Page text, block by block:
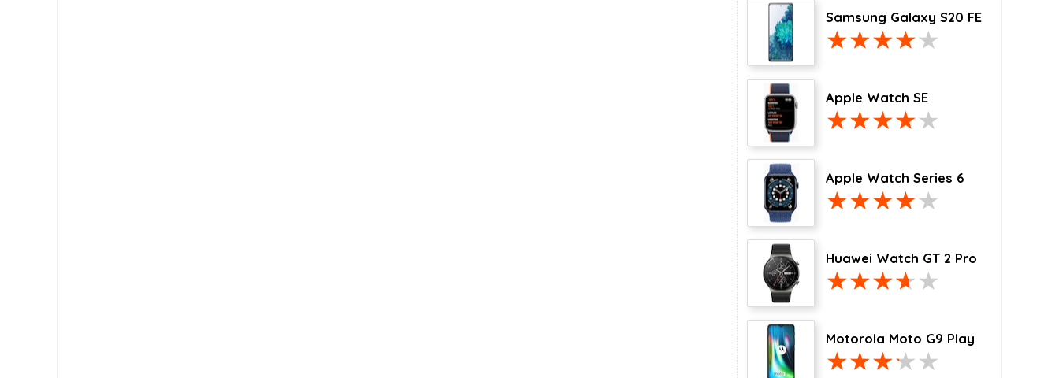
Samsung Galaxy S20 FE
Apple Watch SE
Apple Watch Series 6
Huawei Watch GT 2 Pro
Motorola Moto G9 Play